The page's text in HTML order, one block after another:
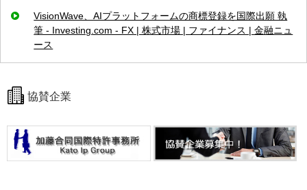
VisionWave、AIプラットフォームの商標登録を国際出願 執
筆 - Investing.com - FX | 株式市場 | ファイナンス | 金融ニュ
ース
協賛企業